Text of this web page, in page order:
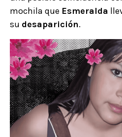
mochila que Esmeralda
su desaparición.